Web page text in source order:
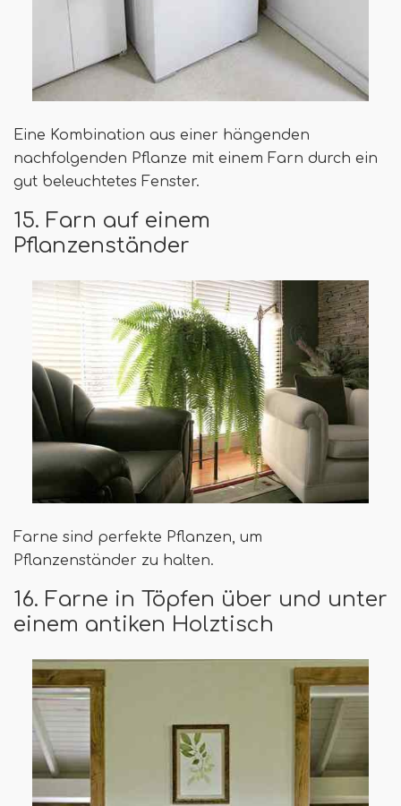
Eine Kombination aus einer hängenden
nachfolgenden Pflanze mit einem Farn durch ein
gut beleuchtetes Fenster.
15. Farn auf einem
Pflanzenständer
Farne sind perfekte Pflanzen, um
Pflanzenständer zu halten.
16. Farne in Töpfen über und unter
einem antiken Holztisch